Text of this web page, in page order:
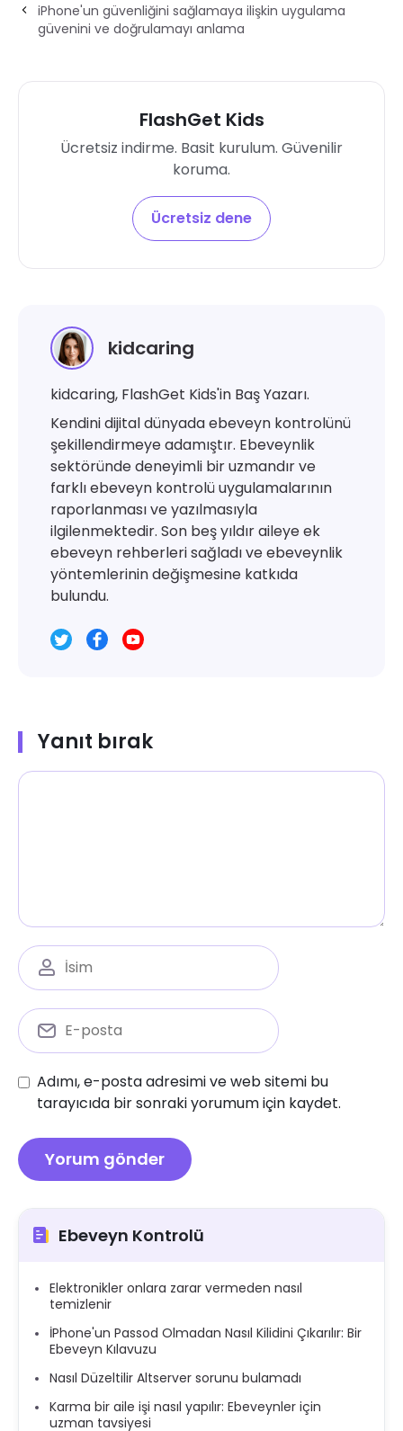
iPhone'un güvenliğini sağlamaya ilişkin uygulama
güvenini ve doğrulamayı anlama
FlashGet Kids
Ücretsiz indirme. Basit kurulum. Güvenilir
koruma.
Ücretsiz dene
kidcaring
kidcaring, FlashGet Kids'in Baş Yazarı.
Kendini dijital dünyada ebeveyn kontrolünü
şekillendirmeye adamıştır. Ebeveynlik
sektöründe deneyimli bir uzmandır ve
farklı ebeveyn kontrolü uygulamalarının
raporlanması ve yazılmasıyla
ilgilenmektedir. Son beş yıldır aileye ek
ebeveyn rehberleri sağladı ve ebeveynlik
yöntemlerinin değişmesine katkıda
bulundu.
Yanıt bırak
Adımı, e-posta adresimi ve web sitemi bu
tarayıcıda bir sonraki yorumum için kaydet.
Ebeveyn Kontrolü
Elektronikler onlara zarar vermeden nasıl
temizlenir
İPhone'un Passod Olmadan Nasıl Kilidini Çıkarılır: Bir
Ebeveyn Kılavuzu
Nasıl Düzeltilir Altserver sorunu bulamadı
Karma bir aile işi nasıl yapılır: Ebeveynler için
uzman tavsiyesi